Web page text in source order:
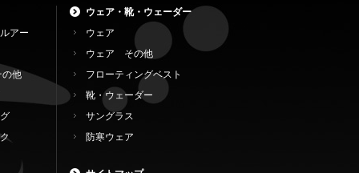
アー
の他
ウェア・靴・ウェーダー
ウェア
ウェア その他
フローティングベスト
靴・ウェーダー
サングラス
防寒ウェア